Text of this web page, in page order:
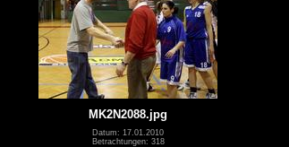
MK2N2088.jpg
Datum: 17.01.2010
Betrachtungen: 318